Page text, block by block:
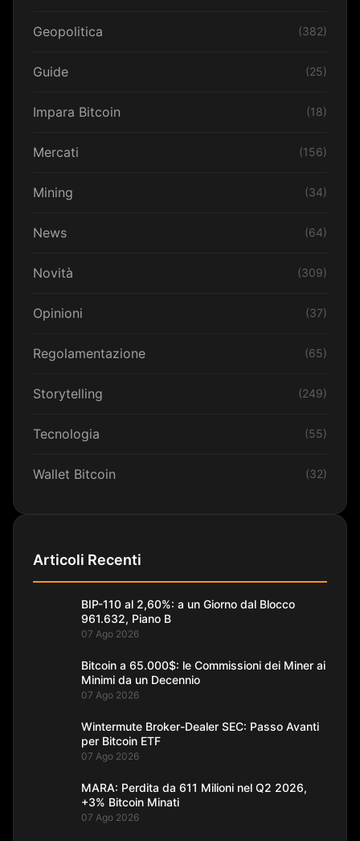
Geopolitica (382)
Guide (25)
Impara Bitcoin (18)
Mercati (156)
Mining (34)
News (64)
Novità (309)
Opinioni (37)
Regolamentazione (65)
Storytelling (249)
Tecnologia (55)
Wallet Bitcoin (32)
Articoli Recenti
BIP-110 al 2,60%: a un Giorno dal Blocco
961.632, Piano B
07 Ago 2026
Bitcoin a 65.000$: le Commissioni dei Miner ai
Minimi da un Decennio
07 Ago 2026
Wintermute Broker-Dealer SEC: Passo Avanti
per Bitcoin ETF
07 Ago 2026
MARA: Perdita da 611 Milioni nel Q2 2026,
+3% Bitcoin Minati
07 Ago 2026